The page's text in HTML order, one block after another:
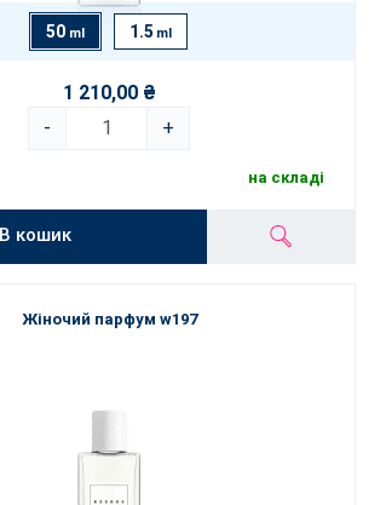
50 ml 1.5 ml
1 210,00 ₴
-
+
на складі
В кошик
Жіночий парфум w197